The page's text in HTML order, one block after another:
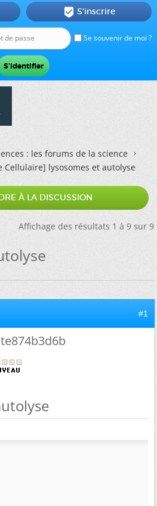
Se souvenir de moi ?
 S'inscrire
: les forums de la science
Cellulaire]lysosomes et autolyse
À LA DISCUSSION
Affichage des résultats 1 à 9 sur 9
#1